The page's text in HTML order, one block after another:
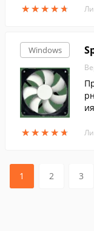
★★★★★
★★★★★
Windows
★★★★★
★★★★★
1 2 3